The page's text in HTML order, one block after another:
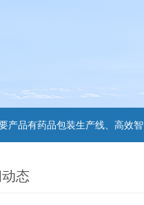
产品有药品包装生产线、高效智能包衣机、高
态